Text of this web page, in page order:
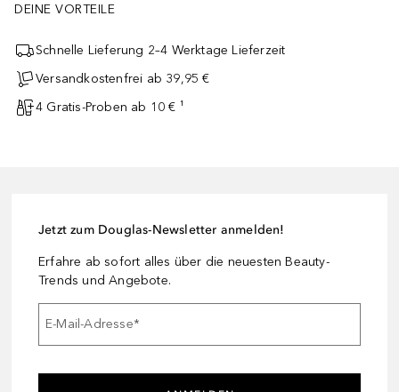
DEINE VORTEILE
Schnelle Lieferung 2–4 Werktage Lieferzeit
Versandkostenfrei ab 39,95 €
4 Gratis-Proben ab 10 € ¹
Jetzt zum Douglas-Newsletter anmelden!
Erfahre ab sofort alles über die neuesten Beauty-
Trends und Angebote.
E-Mail-Adresse*